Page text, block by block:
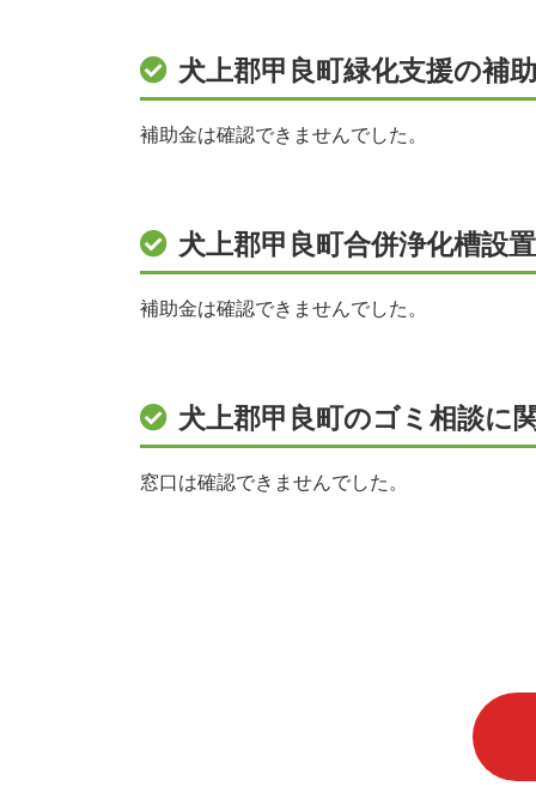
犬上郡甲良町緑化支援の補
補助金は確認できませんでした。
犬上郡甲良町合併浄化槽設
補助金は確認できませんでした。
犬上郡甲良町のゴミ相談に
窓口は確認できませんでした。